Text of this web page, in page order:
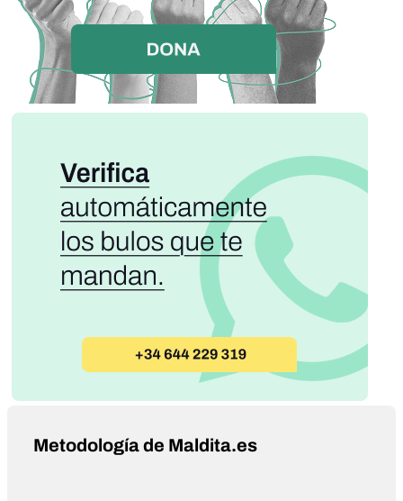
Metodología de Maldita.es